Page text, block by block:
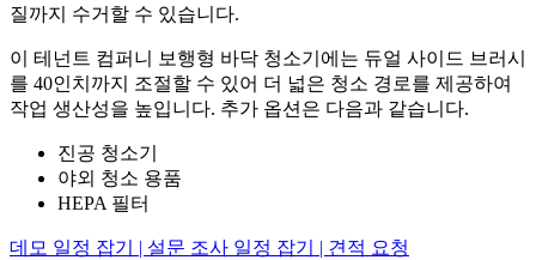
질까지 수거할 수 있습니다.
이 테넌트 컴퍼니 보행형 바닥 청소기에는 듀얼 사이드 브러시
를 40인치까지 조절할 수 있어 더 넓은 청소 경로를 제공하여
작업 생산성을 높입니다. 추가 옵션은 다음과 같습니다.
진공 청소기
야외 청소 용품
HEPA 필터
데모 일정 잡기 | 설문 조사 일정 잡기 | 견적 요청